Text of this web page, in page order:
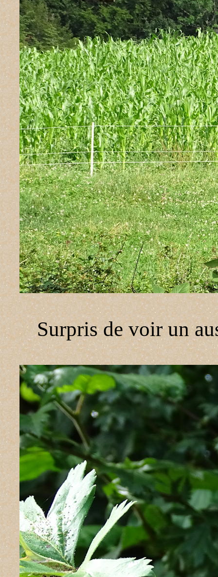
Surpris de voir un